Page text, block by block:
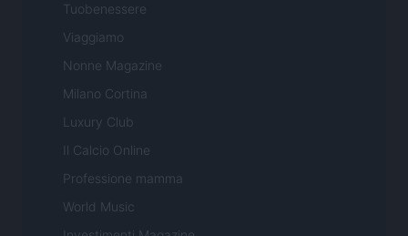
Tuobenessere
Viaggiamo
Nonne Magazine
Milano Cortina
Luxury Club
Il Calcio Online
Professione mamma
World Music